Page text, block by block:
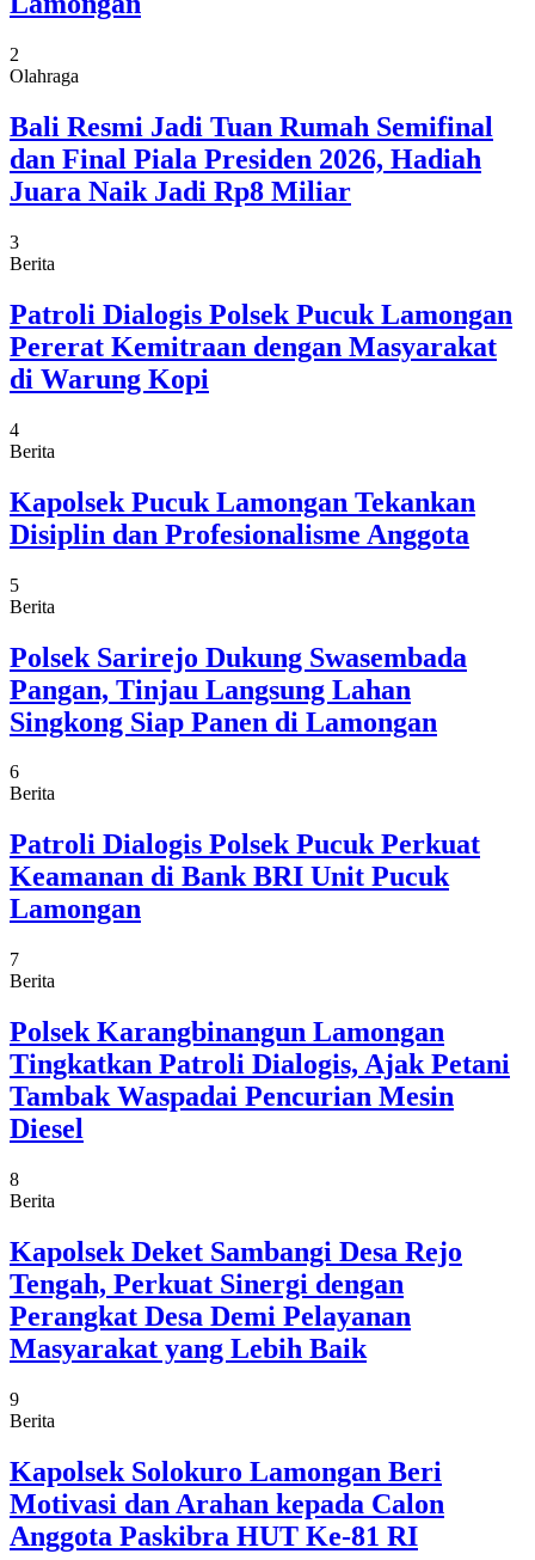
2
Olahraga
Bali Resmi Jadi Tuan Rumah Semifinal
dan Final Piala Presiden 2026, Hadiah
Juara Naik Jadi Rp8 Miliar
3
Berita
Patroli Dialogis Polsek Pucuk Lamongan
Pererat Kemitraan dengan Masyarakat
di Warung Kopi
4
Berita
Kapolsek Pucuk Lamongan Tekankan
Disiplin dan Profesionalisme Anggota
5
Berita
Polsek Sarirejo Dukung Swasembada
Pangan, Tinjau Langsung Lahan
Singkong Siap Panen di Lamongan
6
Berita
Patroli Dialogis Polsek Pucuk Perkuat
Keamanan di Bank BRI Unit Pucuk
Lamongan
7
Berita
Polsek Karangbinangun Lamongan
Tingkatkan Patroli Dialogis, Ajak Petani
Tambak Waspadai Pencurian Mesin
Diesel
8
Berita
Kapolsek Deket Sambangi Desa Rejo
Tengah, Perkuat Sinergi dengan
Perangkat Desa Demi Pelayanan
Masyarakat yang Lebih Baik
9
Berita
Kapolsek Solokuro Lamongan Beri
Motivasi dan Arahan kepada Calon
Anggota Paskibra HUT Ke-81 RI